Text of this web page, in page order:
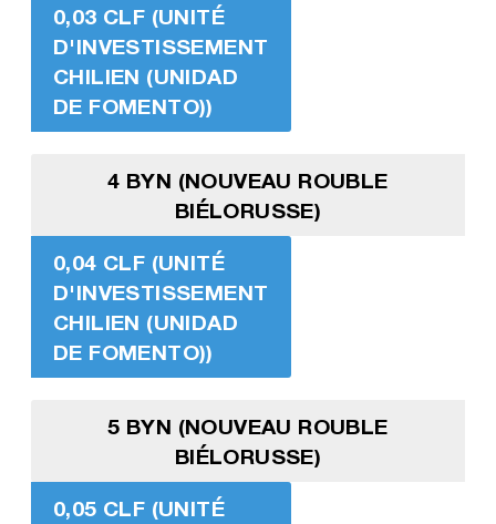
0,03 CLF (UNITÉ
D'INVESTISSEMENT
CHILIEN (UNIDAD
DE FOMENTO))
4 BYN (NOUVEAU ROUBLE
BIÉLORUSSE)
0,04 CLF (UNITÉ
D'INVESTISSEMENT
CHILIEN (UNIDAD
DE FOMENTO))
5 BYN (NOUVEAU ROUBLE
BIÉLORUSSE)
0,05 CLF (UNITÉ